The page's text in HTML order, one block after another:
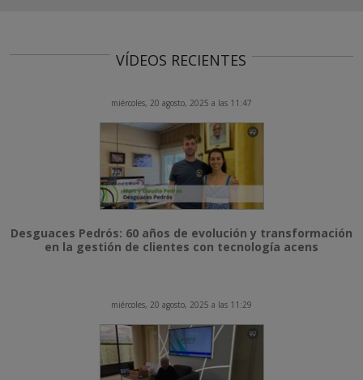
VÍDEOS RECIENTES
miércoles, 20 agosto, 2025 a las 11:47
Desguaces Pedrós: 60 años de evolución y transformación
en la gestión de clientes con tecnología acens
miércoles, 20 agosto, 2025 a las 11:29